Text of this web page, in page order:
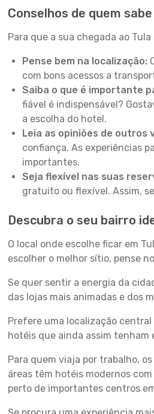
Conselhos de quem
Para que a sua chegada ao
Pense bem na localização:
com bons acessos a
Saiba o que é importante
fiável é indispensável?
a escolha do hotel.
Leia as opiniões de outros
confiança. As experiências
importantes.
Seja flexível nas suas
gratuito ou flexível. Assim,
Descubra o seu bairro
O local onde escolhe ficar em
escolher o melhor sítio, pense
Se quer sentir a energia da
das lojas mais animadas e dos
Prefere uma localização
hotéis que ainda assim tenham
Para quem viaja por trabalho, os
áreas têm hotéis modernos
perto de importantes centros